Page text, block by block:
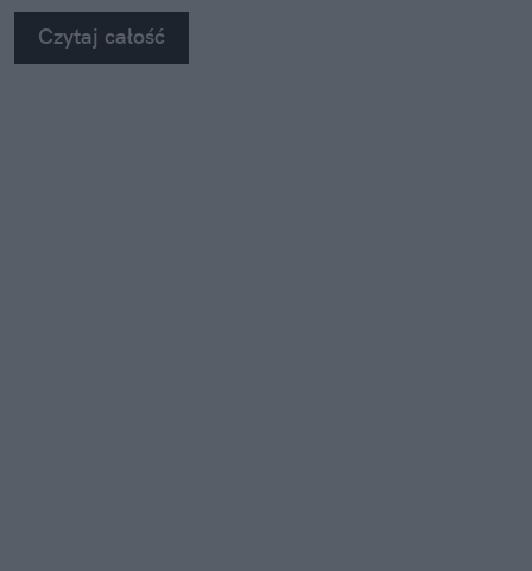
Czytaj całość